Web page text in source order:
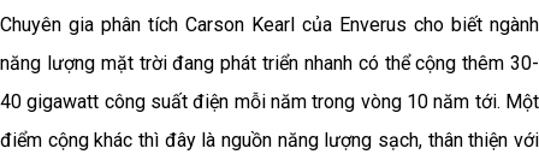
Chuyên gia phân tích Carson Kearl của Enverus cho biết ngành
năng lượng mặt trời đang phát triển nhanh có thể cộng thêm 30-
40 gigawatt công suất điện mỗi năm trong vòng 10 năm tới. Một
điểm cộng khác thì đây là nguồn năng lượng sạch, thân thiện với